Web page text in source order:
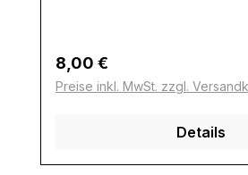
Regulärer Preis:
8,00 €
Preise inkl. MwSt. zzgl.
Details